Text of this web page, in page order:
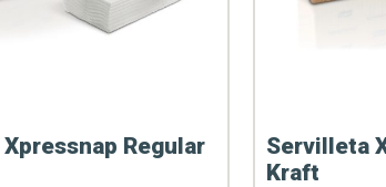
Regular
Servilleta
Kraft